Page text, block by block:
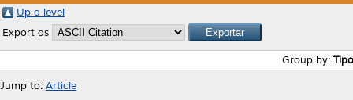
Up a level
Export as
Group by:
Jump to: Article